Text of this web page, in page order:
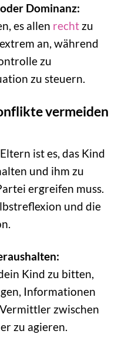
Dominanz:
es allen recht zu
an, während
zu
zu steuern.
vermeiden
ist es, das Kind
und ihm zu
ergreifen muss.
und die
Kind zu bitten,
Informationen
zwischen
zu agieren.